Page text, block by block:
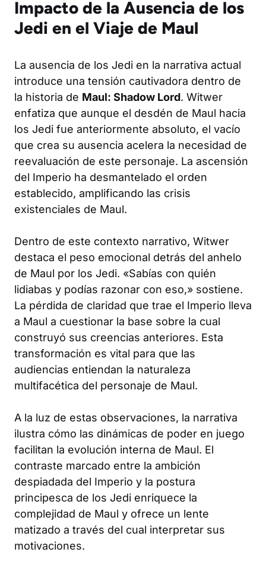
Impacto de la Ausencia de los
Jedi en el Viaje de Maul
La ausencia de los Jedi en la narrativa actual
introduce una tensión cautivadora dentro de
la historia de Maul: Shadow Lord. Witwer
enfatiza que aunque el desdén de Maul hacia
los Jedi fue anteriormente absoluto, el vacío
que crea su ausencia acelera la necesidad de
reevaluación de este personaje. La ascensión
del Imperio ha desmantelado el orden
establecido, amplificando las crisis
existenciales de Maul.
Dentro de este contexto narrativo, Witwer
destaca el peso emocional detrás del anhelo
de Maul por los Jedi. «Sabías con quién
lidiabas y podías razonar con eso,» sostiene.
La pérdida de claridad que trae el Imperio lleva
a Maul a cuestionar la base sobre la cual
construyó sus creencias anteriores. Esta
transformación es vital para que las
audiencias entiendan la naturaleza
multifacética del personaje de Maul.
A la luz de estas observaciones, la narrativa
ilustra cómo las dinámicas de poder en juego
facilitan la evolución interna de Maul. El
contraste marcado entre la ambición
despiadada del Imperio y la postura
principesca de los Jedi enriquece la
complejidad de Maul y ofrece un lente
matizado a través del cual interpretar sus
motivaciones.